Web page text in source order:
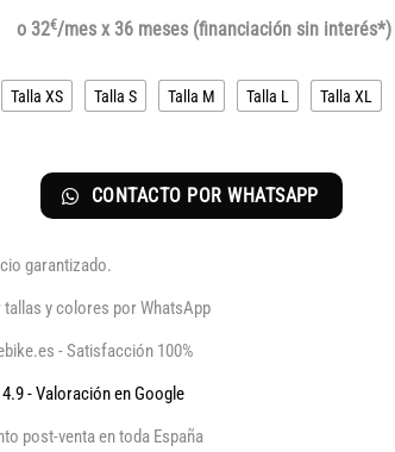
o 32€/mes x 36 meses (financiación sin interés*)
Talla XS Talla S Talla M Talla L Talla XL
CONTACTO POR WHATSAPP
garantizado.
tallas y colores por WhatsApp
- Satisfacción 100%
4.9 - Valoración en Google
post-venta en toda España